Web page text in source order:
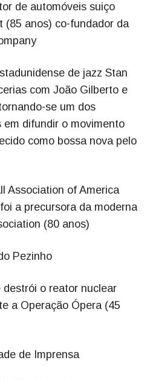
de automóveis suiço
(85 anos) co-fundador da
de jazz Stan
com João Gilberto e
se um dos
em difundir o movimento
como bossa nova pelo
Association of America
a precursora da moderna
(80 anos)
Pezinho
destrói o reator nuclear
a Operação Ópera (45
de Imprensa